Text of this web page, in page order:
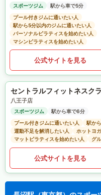
スポーツジム
駅から車で5分
プール付きジムに通いたい人
駅から5分以内のジムに通いたい人
パーソナルピラティスを始めたい人
マシンピラティスを始めたい人
公式サイトを見る
セントラルフィットネスク
八王子店
スポーツジム
駅から車で6分
プール付きジムに通いたい人
駅か
運動不足を解消したい人
ホットヨ
マットピラティスを始めたい人
グ
公式サイトを見る